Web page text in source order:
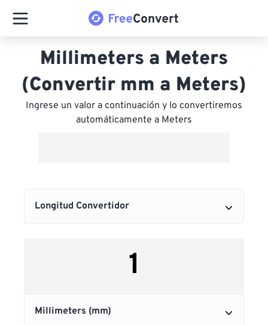
Millimeters a Meters
(Convertir mm a Meters)
Ingrese un valor a continuación y lo convertiremos
automáticamente a Meters